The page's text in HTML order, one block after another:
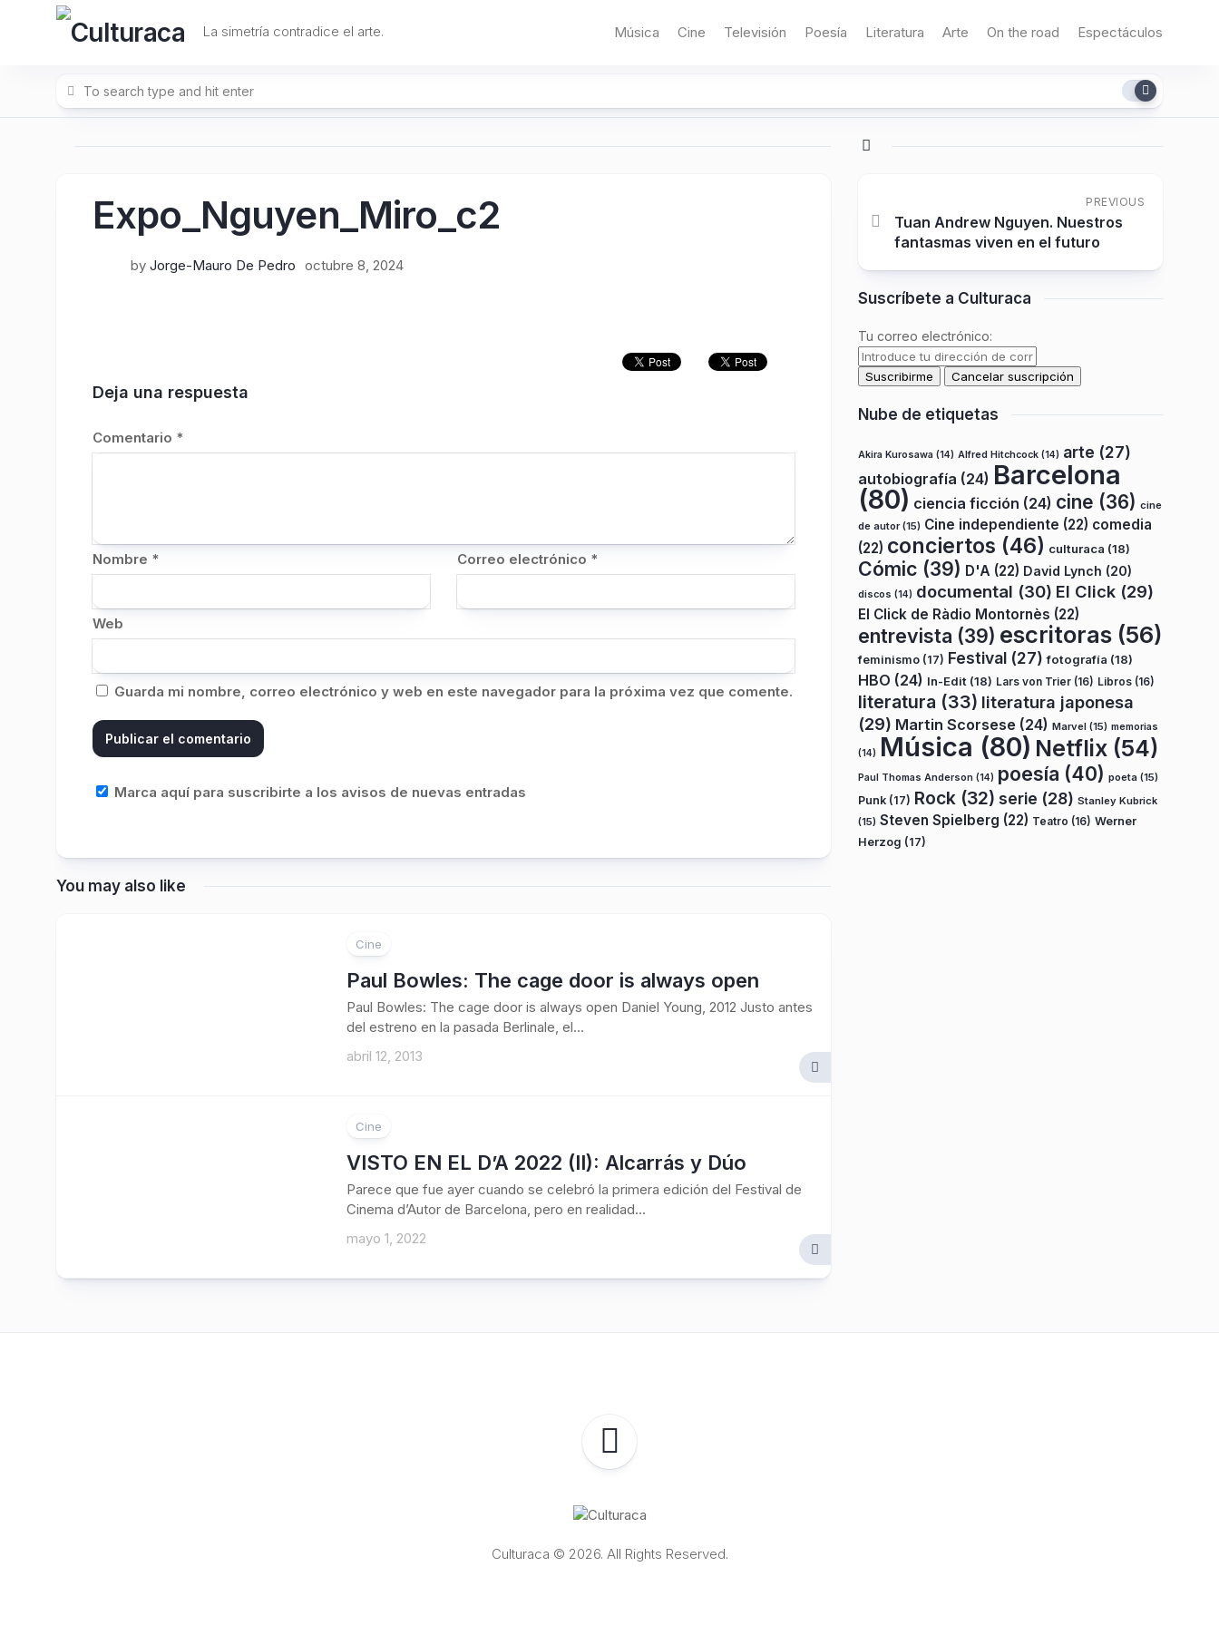
La simetría contradice el arte. Música Cine Televisión Poesía Literatura Arte On the road Espectáculos
Expo_Nguyen_Miro_c2
by Jorge-Mauro De Pedro octubre 8, 2024
Deja una respuesta
Comentario *
Nombre * Correo electrónico *
Web
Guarda mi nombre, correo electrónico y web en este navegador para la próxima vez que comente.
Marca aquí para suscribirte a los avisos de nuevas entradas
You may also like
Cine
Paul Bowles: The cage door is always open
Paul Bowles: The cage door is always open Daniel Young, 2012 Justo antes
del estreno en la pasada Berlinale, el...
abril 12, 2013
Cine
VISTO EN EL D’A 2022 (II): Alcarrás y Dúo
Parece que fue ayer cuando se celebró la primera edición del Festival de
Cinema d’Autor de Barcelona, pero en realidad...
mayo 1, 2022
PREVIOUS
Tuan Andrew Nguyen. Nuestros
fantasmas viven en el futuro
Suscríbete a Culturaca
Tu correo electrónico:
Nube de etiquetas
Akira Kurosawa (14) Alfred Hitchcock (14) arte (27)
autobiografía (24) Barcelona
(80) ciencia ficción (24) cine (36) cine
de autor(15) Cine independiente (22) comedia
(22) conciertos (46) culturaca (18)
Cómic (39) D'A (22) David Lynch (20)
discos (14) documental (30) El Click (29)
El Click de Ràdio Montornès (22)
entrevista (39) escritoras (56)
feminismo (17) Festival (27) fotografía (18)
HBO (24) In-Edit (18) Lars von Trier (16) Libros (16)
literatura (33) literatura japonesa
(29) Martin Scorsese (24) Marvel (15) memorias
(14) Música (80) Netflix (54)
Paul Thomas Anderson (14) poesía (40) poeta (15)
Punk (17) Rock (32) serie (28) Stanley Kubrick
(15) Steven Spielberg (22) Teatro (16) Werner
Herzog (17)
Culturaca © 2026. All Rights Reserved.